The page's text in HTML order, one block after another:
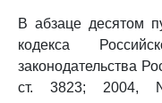
В абзаце десятом
кодекса
законодательства
ст. 3823; 2004,